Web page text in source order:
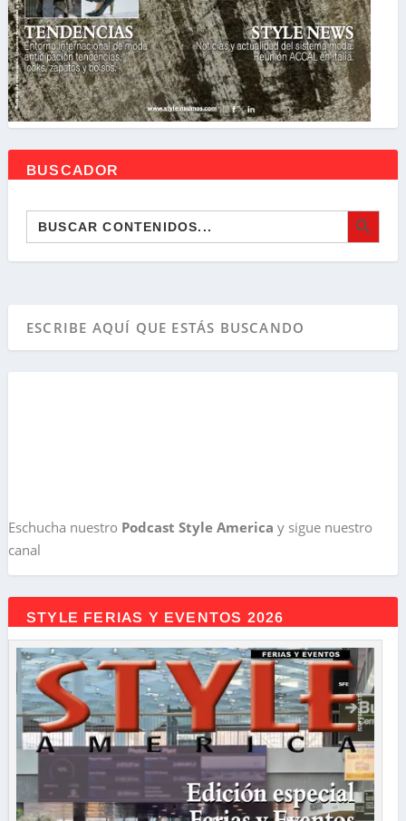
BUSCADOR
Buscar: BOTÓN DE
Eschucha nuestro Podcast Style America y sigue nuestro
canal
STYLE FERIAS Y EVENTOS 2026